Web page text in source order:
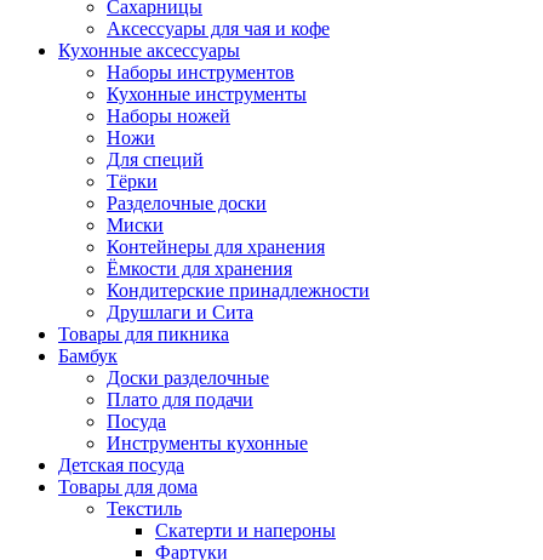
Сахарницы
Аксессуары для чая и кофе
Кухонные аксессуары
Наборы инструментов
Кухонные инструменты
Наборы ножей
Ножи
Для специй
Тёрки
Разделочные доски
Миски
Контейнеры для хранения
Ёмкости для хранения
Кондитерские принадлежности
Друшлаги и Сита
Товары для пикника
Бамбук
Доски разделочные
Плато для подачи
Посуда
Инструменты кухонные
Детская посуда
Товары для дома
Текстиль
Скатерти и напероны
Фартуки